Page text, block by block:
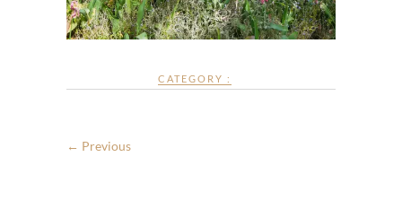
CATEGORY :
← Previous